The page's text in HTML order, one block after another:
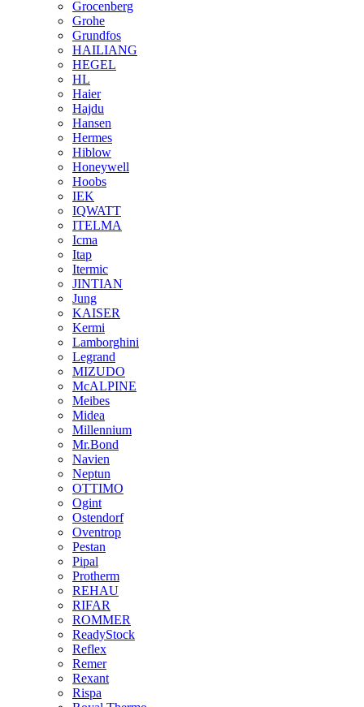
Grocenberg
Grohe
Grundfos
HAILIANG
HEGEL
HL
Haier
Hajdu
Hansen
Hermes
Hiblow
Honeywell
Hoobs
IEK
IQWATT
ITELMA
Icma
Itap
Itermic
JINTIAN
Jung
KAISER
Kermi
Lamborghini
Legrand
MIZUDO
McALPINE
Meibes
Midea
Millennium
Mr.Bond
Navien
Neptun
OTTIMO
Ogint
Ostendorf
Oventrop
Pestan
Pipal
Protherm
REHAU
RIFAR
ROMMER
ReadyStock
Reflex
Remer
Rexant
Rispa